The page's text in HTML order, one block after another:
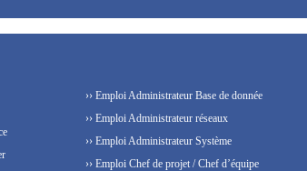
›› Emploi Administrateur Base de donnée
›› Emploi Administrateur réseaux
›› Emploi Administrateur Système
›› Emploi Chef de projet / Chef d’équipe